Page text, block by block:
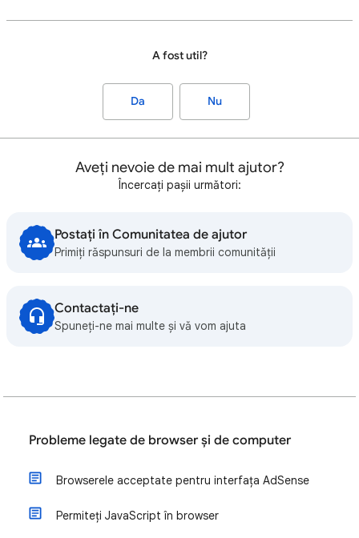
A fost util?
Da Nu
Aveți nevoie de mai mult ajutor?
Încercați pașii următori:
Postați în Comunitatea de ajutor
Primiți răspunsuri de la membrii comunității
Contactați-ne
Spuneți-ne mai multe și vă vom ajuta
Probleme legate de browser şi de computer
Browserele acceptate pentru interfața AdSense
Permiteți JavaScript în browser